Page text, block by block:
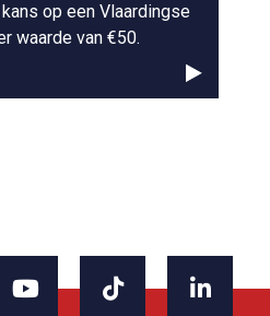
op een Vlaardingse
waarde van €50.